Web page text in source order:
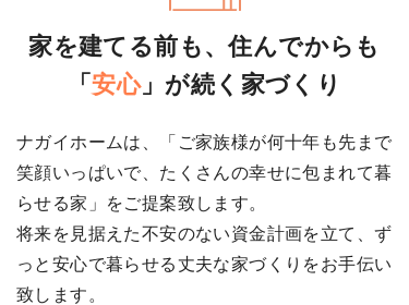
家を建てる前も、住んでからも
「安心」が続く家づくり
ナガイホームは、「ご家族様が何十年も先まで
笑顔いっぱいで、たくさんの幸せに包まれて暮
らせる家」をご提案致します。
将来を見据えた不安のない資金計画を立て、ず
っと安心で暮らせる丈夫な家づくりをお手伝い
致します。